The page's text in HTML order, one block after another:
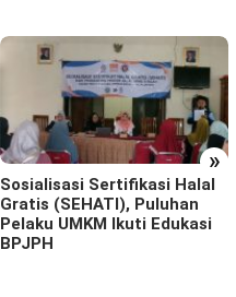
»
Sosialisasi Sertifikasi Halal
Gratis (SEHATI), Puluhan
Pelaku UMKM Ikuti Edukasi
BPJPH